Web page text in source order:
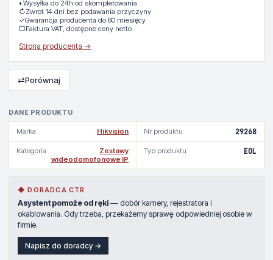
DANE PRODUKTU
Marka Hikvision Nr produktu 29268
Kategoria
Zestawy
wideodomofonowe IP
Typ produktu EOL
◆ DORADCA CTR
Asystent pomoże od ręki — dobór kamery, rejestratora i
okablowania. Gdy trzeba, przekażemy sprawę odpowiedniej osobie w
firmie.
Napisz do doradcy →
◐ Wysyłka do 24h od skompletowania.
↻Zwrot 14 dni bez podawania przyczyny
✓Gwarancja producenta do 60 miesięcy
▢Faktura VAT, dostępne ceny netto
Strona producenta →
⇄Porównaj